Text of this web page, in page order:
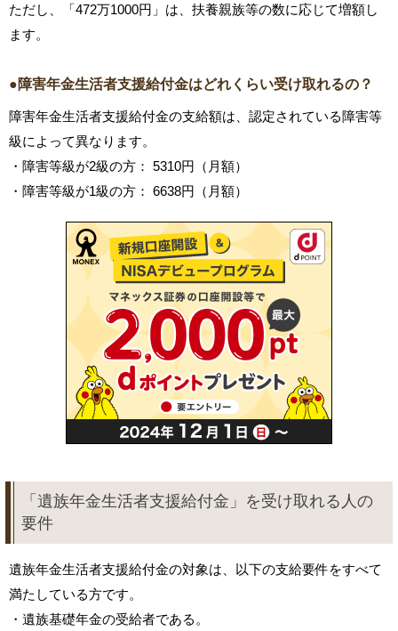
ただし、「472万1000円」は、扶養親族等の数に応じて増額し
ます。
●障害年金生活者支援給付金はどれくらい受け取れるの？
障害年金生活者支援給付金の支給額は、認定されている障害等
級によって異なります。
・障害等級が2級の方： 5310円（月額）
・障害等級が1級の方： 6638円（月額）
「遺族年金生活者支援給付金」を受け取れる人の
要件
遺族年金生活者支援給付金の対象は、以下の支給要件をすべて
満たしている方です。
・遺族基礎年金の受給者である。